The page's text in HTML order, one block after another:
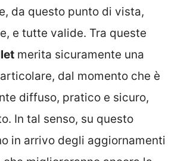
da questo punto di vista,
e tutte valide. Tra queste
merita sicuramente una
dal momento che è
diffuso, pratico e sicuro,
In tal senso, su questo
in arrivo degli aggiornamenti